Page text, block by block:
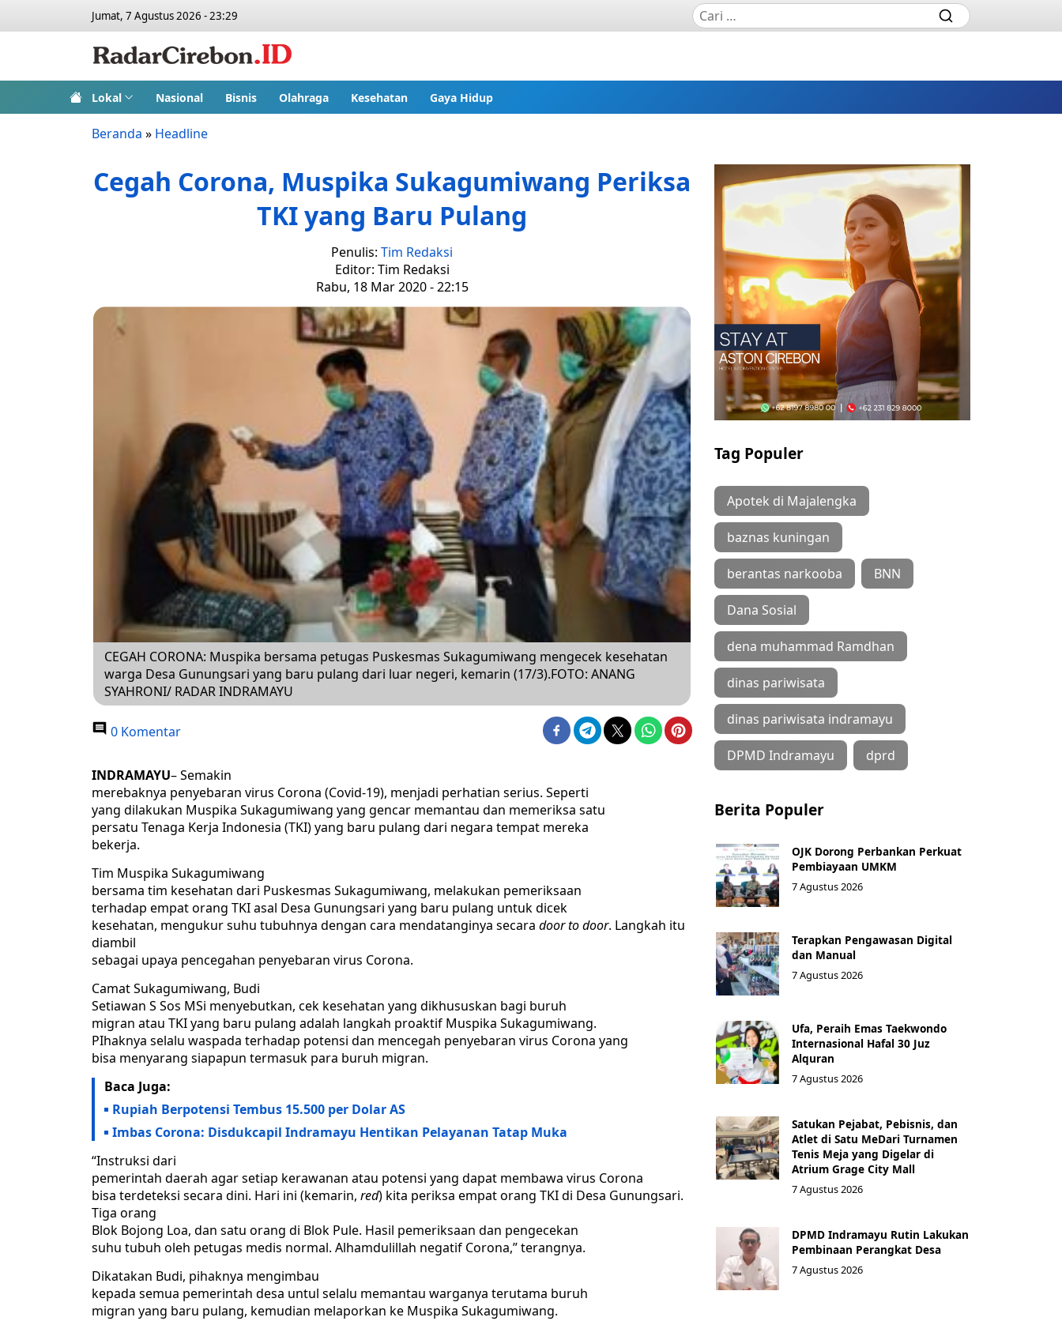
Jumat, 7 Agustus 2026 - 23:29
Lokal Nasional Bisnis Olahraga Kesehatan Gaya Hidup
Beranda » Headline
Cegah Corona, Muspika Sukagumiwang Periksa
TKI yang Baru Pulang
Penulis: Tim Redaksi
Editor: Tim Redaksi
Rabu, 18 Mar 2020 - 22:15
CEGAH CORONA: Muspika bersama petugas Puskesmas Sukagumiwang mengecek kesehatan
warga Desa Gunungsari yang baru pulang dari luar negeri, kemarin (17/3).FOTO: ANANG
SYAHRONI/ RADAR INDRAMAYU
0 Komentar
INDRAMAYU– Semakin
merebaknya penyebaran virus Corona (Covid-19), menjadi perhatian serius. Seperti
yang dilakukan Muspika Sukagumiwang yang gencar memantau dan memeriksa satu
persatu Tenaga Kerja Indonesia (TKI) yang baru pulang dari negara tempat mereka
bekerja.
Tim Muspika Sukagumiwang
bersama tim kesehatan dari Puskesmas Sukagumiwang, melakukan pemeriksaan
terhadap empat orang TKI asal Desa Gunungsari yang baru pulang untuk dicek
kesehatan, mengukur suhu tubuhnya dengan cara mendatanginya secara door to door. Langkah itu
diambil
sebagai upaya pencegahan penyebaran virus Corona.
Camat Sukagumiwang, Budi
Setiawan S Sos MSi menyebutkan, cek kesehatan yang dikhususkan bagi buruh
migran atau TKI yang baru pulang adalah langkah proaktif Muspika Sukagumiwang.
PIhaknya selalu waspada terhadap potensi dan mencegah penyebaran virus Corona yang
bisa menyarang siapapun termasuk para buruh migran.
Baca Juga:
Rupiah Berpotensi Tembus 15.500 per Dolar AS
Imbas Corona: Disdukcapil Indramayu Hentikan Pelayanan Tatap Muka
“Instruksi dari
pemerintah daerah agar setiap kerawanan atau potensi yang dapat membawa virus Corona
bisa terdeteksi secara dini. Hari ini (kemarin, red) kita periksa empat orang TKI di Desa Gunungsari.
Tiga orang
Blok Bojong Loa, dan satu orang di Blok Pule. Hasil pemeriksaan dan pengecekan
suhu tubuh oleh petugas medis normal. Alhamdulillah negatif Corona,” terangnya.
Dikatakan Budi, pihaknya mengimbau
kepada semua pemerintah desa untul selalu memantau warganya terutama buruh
migran yang baru pulang, kemudian melaporkan ke Muspika Sukagumiwang.
Tag Populer
Apotek di Majalengka
baznas kuningan
berantas narkooba BNN
Dana Sosial
dena muhammad Ramdhan
dinas pariwisata
dinas pariwisata indramayu
DPMD Indramayu dprd
Berita Populer
OJK Dorong Perbankan Perkuat
Pembiayaan UMKM
7 Agustus 2026
Terapkan Pengawasan Digital
dan Manual
7 Agustus 2026
Ufa, Peraih Emas Taekwondo
Internasional Hafal 30 Juz
Alquran
7 Agustus 2026
Satukan Pejabat, Pebisnis, dan
Atlet di Satu MeDari Turnamen
Tenis Meja yang Digelar di
Atrium Grage City Mall
7 Agustus 2026
DPMD Indramayu Rutin Lakukan
Pembinaan Perangkat Desa
7 Agustus 2026